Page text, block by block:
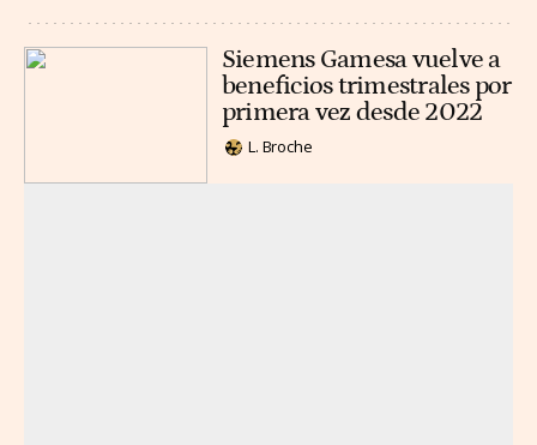
Siemens Gamesa vuelve a
beneficios trimestrales por
primera vez desde 2022
L. Broche